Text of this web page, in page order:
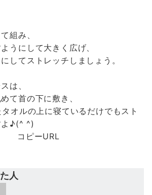
組み、
うにして大きく広げ、
してストレッチしましょう。
は、
て首の下に敷き、
オルの上に寝ているだけでもスト
よ♪(^ ^)
コピーURL
人